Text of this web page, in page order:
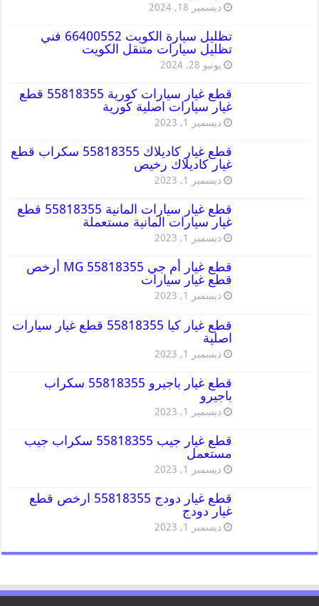
ديسمبر 18, 2024
تظليل سيارة الكويت 66400552 فني
تظليل سيارات متنقل الكويت
يونيو 28, 2024
قطع غيار سيارات كورية 55818355 قطع
غيار سيارات اصلية كورية
ديسمبر 1, 2023
قطع غيار كاديلاك 55818355 سكراب قطع
غيار كاديلاك رخيص
ديسمبر 1, 2023
قطع غيار سيارات المانية 55818355 قطع
غيار سيارات المانية مستعملة
ديسمبر 1, 2023
قطع غيار أم جي MG 55818355 أرخص
قطع غيار سيارات
ديسمبر 1, 2023
قطع غيار كيا 55818355 قطع غيار سيارات
اصلية
ديسمبر 1, 2023
قطع غيار باجيرو 55818355 سكراب
باجيرو
ديسمبر 1, 2023
قطع غيار جيب 55818355 سكراب جيب
مستعمل
ديسمبر 1, 2023
قطع غيار دودج 55818355 ارخص قطع
غيار دودج
ديسمبر 1, 2023